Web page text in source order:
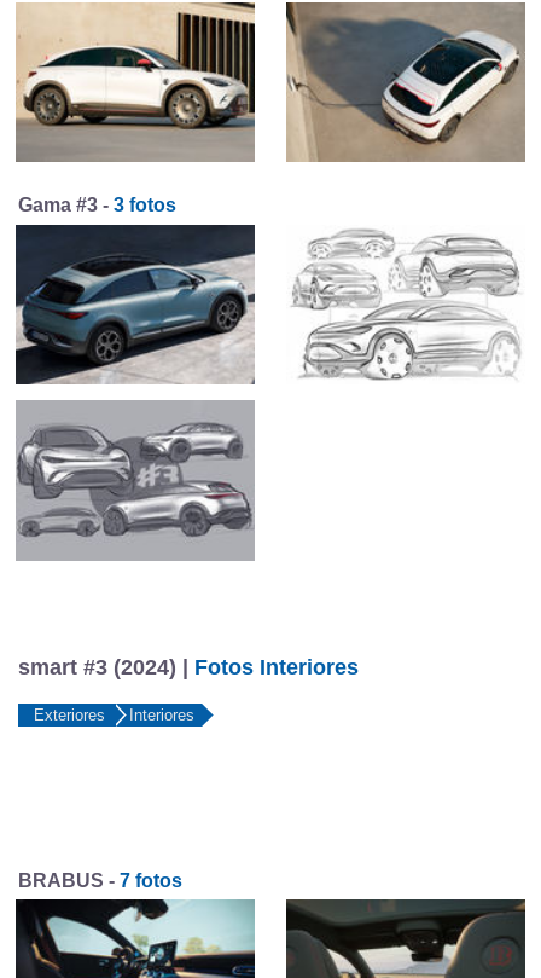
Gama #3 - 3 fotos
smart #3 (2024) | Fotos Interiores
Exteriores Interiores
BRABUS - 7 fotos